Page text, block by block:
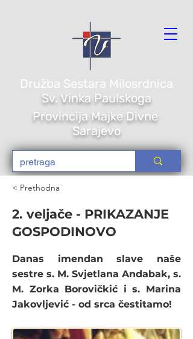
Družba Sestara Milosrdnica
Sv. Vinka Paulskoga
Provincija Majke Divne
Sarajevo
< Prethodna
2. veljače - PRIKAZANJE
GOSPODINOVO
Danas imendan slave naše
sestre s. M. Svjetlana Andabak, s.
M. Zorka Borovičkić i s. Marina
Jakovljević - od srca čestitamo!